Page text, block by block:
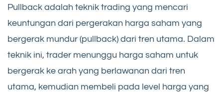
Pullback adalah teknik trading yang mencari
keuntungan dari pergerakan harga saham yang
bergerak mundur (pullback) dari tren utama. Dalam
teknik ini, trader menunggu harga saham untuk
bergerak ke arah yang berlawanan dari tren
utama, kemudian membeli pada level harga yang